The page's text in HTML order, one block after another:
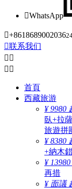
WhatsApp
+8618689002036
联系我们
 
 
首頁
西藏旅游
¥ 9980
臥+拉
旅遊拼
¥ 8380
+納木
¥
再措
¥ 面議